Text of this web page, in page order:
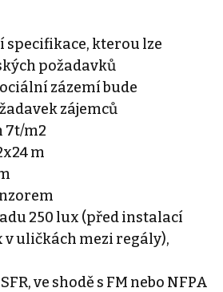
kterou lze
požadavků
zázemí bude
zájemců
7t/m2
m
250 lux (před instalací
v uličkách mezi regály),
ve shodě s FM nebo NFPA